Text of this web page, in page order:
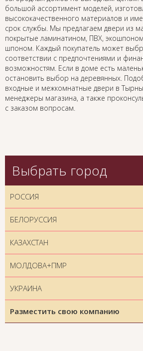
большой ассортимент моделей,
высококачественного материалов и
срок службы. Мы предлагаем двери из
покрытые ламинатином, ПВХ,
шпоном. Каждый покупатель может
соответствии с предпочтениями и
возможностям. Если в доме есть
остановить выбор на деревянных.
входные и межкомнатные двери в
менеджеры магазина, а также
с заказом вопросам.
Выбрать город
РОССИЯ
БЕЛОРУССИЯ
КАЗАХСТАН
МОЛДОВА+ПМР
УКРАИНА
Разместить свою компанию